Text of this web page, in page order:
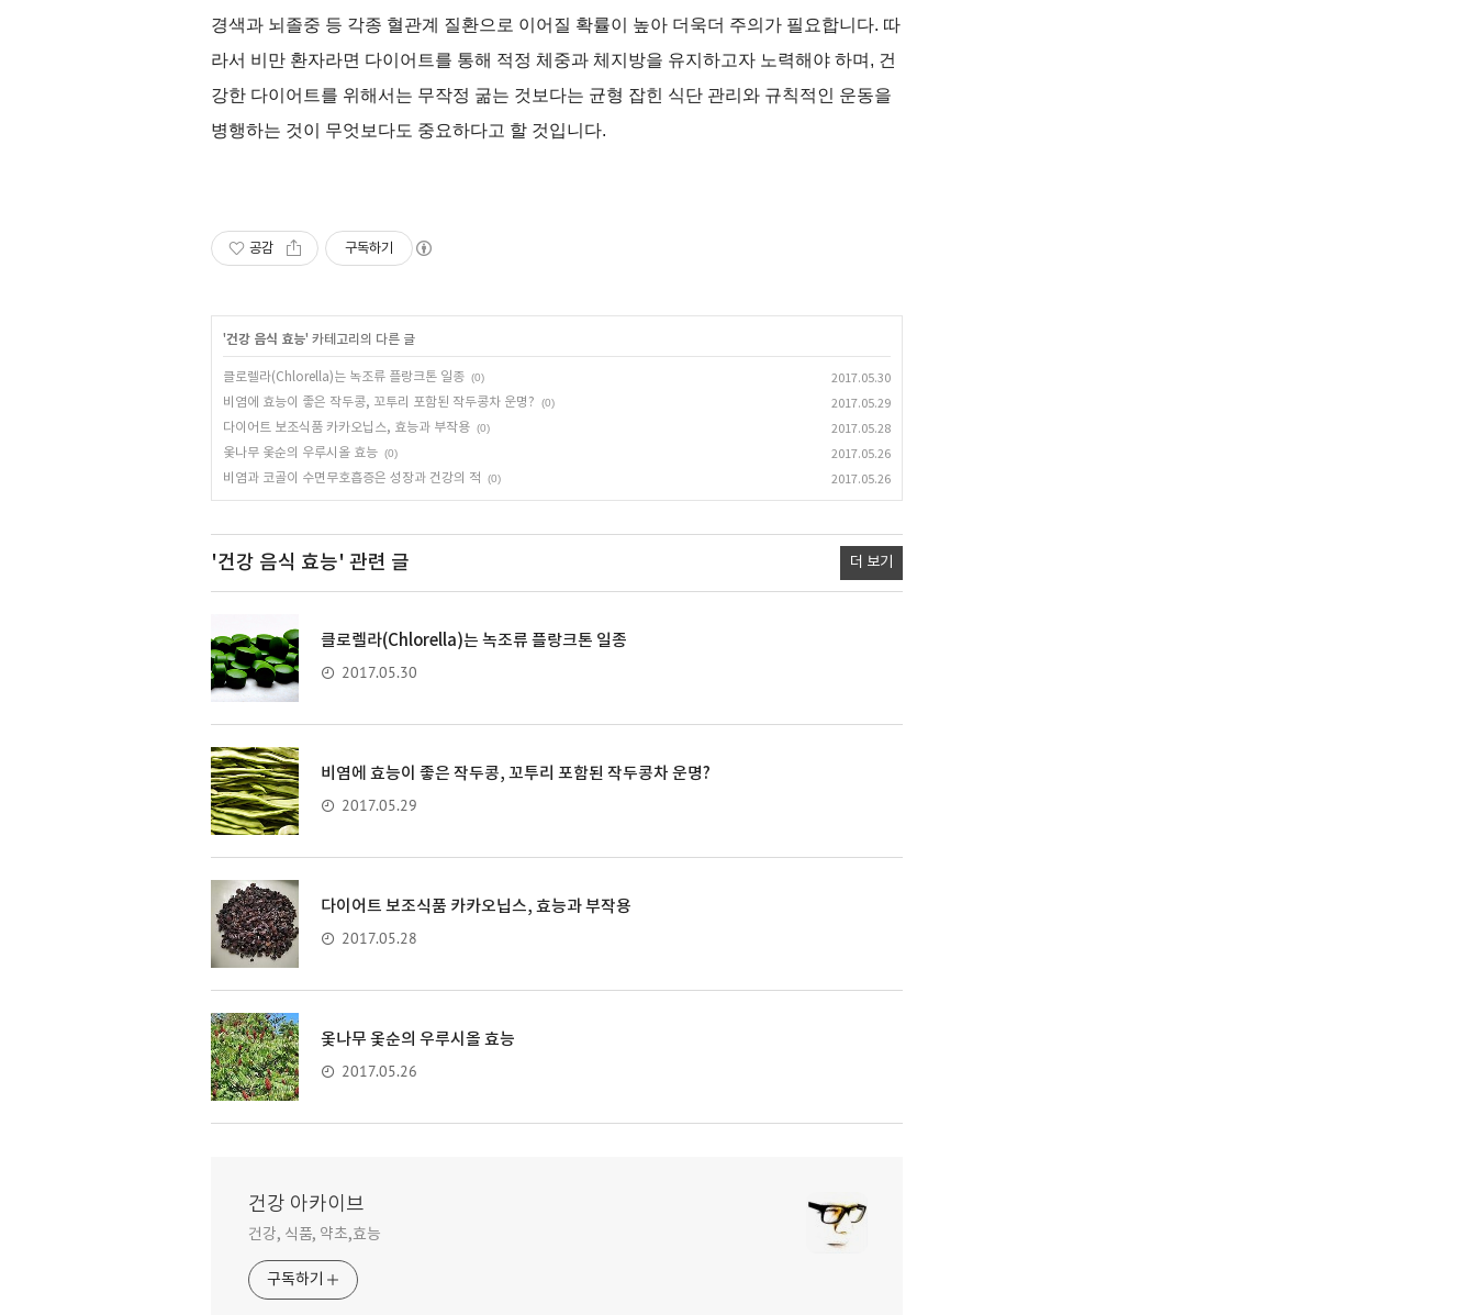
경색과 뇌졸중 등 각종 혈관계 질환으로 이어질 확률이 높아 더욱더 주의가 필요합니다. 따
라서 비만 환자라면 다이어트를 통해 적정 체중과 체지방을 유지하고자 노력해야 하며 , 건
강한 다이어트를 위해서는 무작정 굶는 것보다는 균형 잡힌 식단 관리와 규칙적인 운동을
병행하는 것이 무엇보다도 중요하다고 할 것입니다.
공감 구독하기
'건강 음식 효능' 카테고리의 다른 글
클로렐라(Chlorella)는 녹조류 플랑크톤 일종 (0)
2017.05.30
비염에 효능이 좋은 작두콩, 꼬투리 포함된 작두콩차 운명?
(0)
2017.05.29
다이어트 보조식품 카카오닙스, 효능과 부작용 (0)
2017.05.28
옻나무 옻순의 우루시올 효능 (0)
2017.05.26
비염과 코골이 수면무호흡증은 성장과 건강의 적
(0) 2017.05.26
'건강 음식 효능' 관련 글 더 보기
클로렐라(Chlorella)는 녹조류 플랑크톤 일종
2017.05.30
비염에 효능이 좋은 작두콩, 꼬투리 포함된 작두콩차 운명?
2017.05.29
다이어트 보조식품 카카오닙스, 효능과 부작용
2017.05.28
옻나무 옻순의 우루시올 효능
2017.05.26
건강 아카이브
건강, 식품, 약초,효능
구독하기